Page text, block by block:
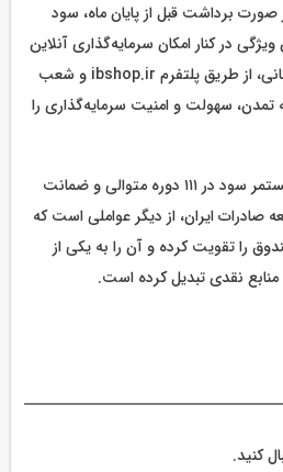
برداشت قبل از پایان ماه، سود
در کنار امکان سرمایه‌گذاری آنلاین
و بدون محدودیت زمانی یا مکانی، از طریق پلتفرم ibshop.ir و شعب
تمدن، سهولت و امنیت سرمایه‌گذاری را
شایان ذکر است که پرداخت مستمر سود در ۱۱۱ دوره متوالی و ضمانت
ایران، از دیگر عواملی است که
را تقویت کرده و آن را به یکی از
نقدی تبدیل کرده است.
کنید.